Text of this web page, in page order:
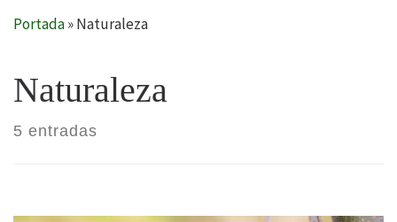
Portada»Naturaleza
Naturaleza
5 entradas